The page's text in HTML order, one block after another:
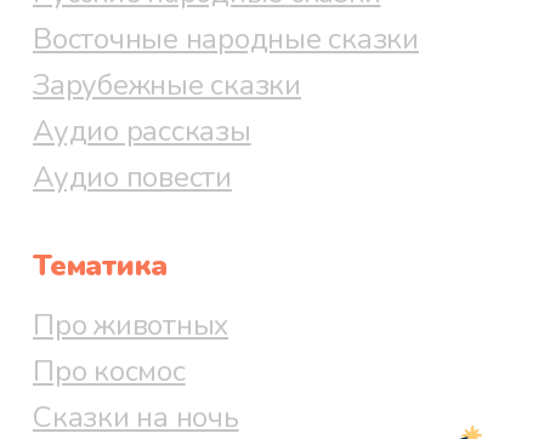
Восточные народные сказки
Зарубежные сказки
Аудио рассказы
Аудио повести
Тематика
Про животных
Про космос
Сказки на ночь